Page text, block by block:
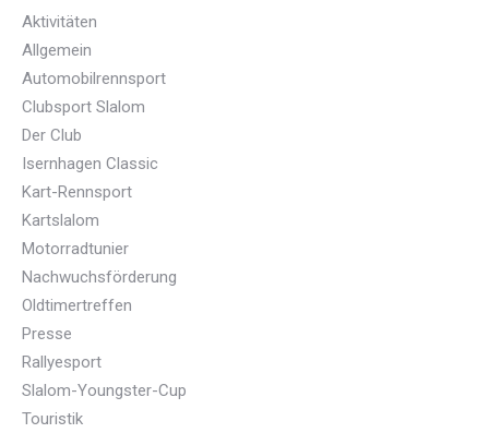
Aktivitäten
Allgemein
Automobilrennsport
Clubsport Slalom
Der Club
Isernhagen Classic
Kart-Rennsport
Kartslalom
Motorradtunier
Nachwuchsförderung
Oldtimertreffen
Presse
Rallyesport
Slalom-Youngster-Cup
Touristik